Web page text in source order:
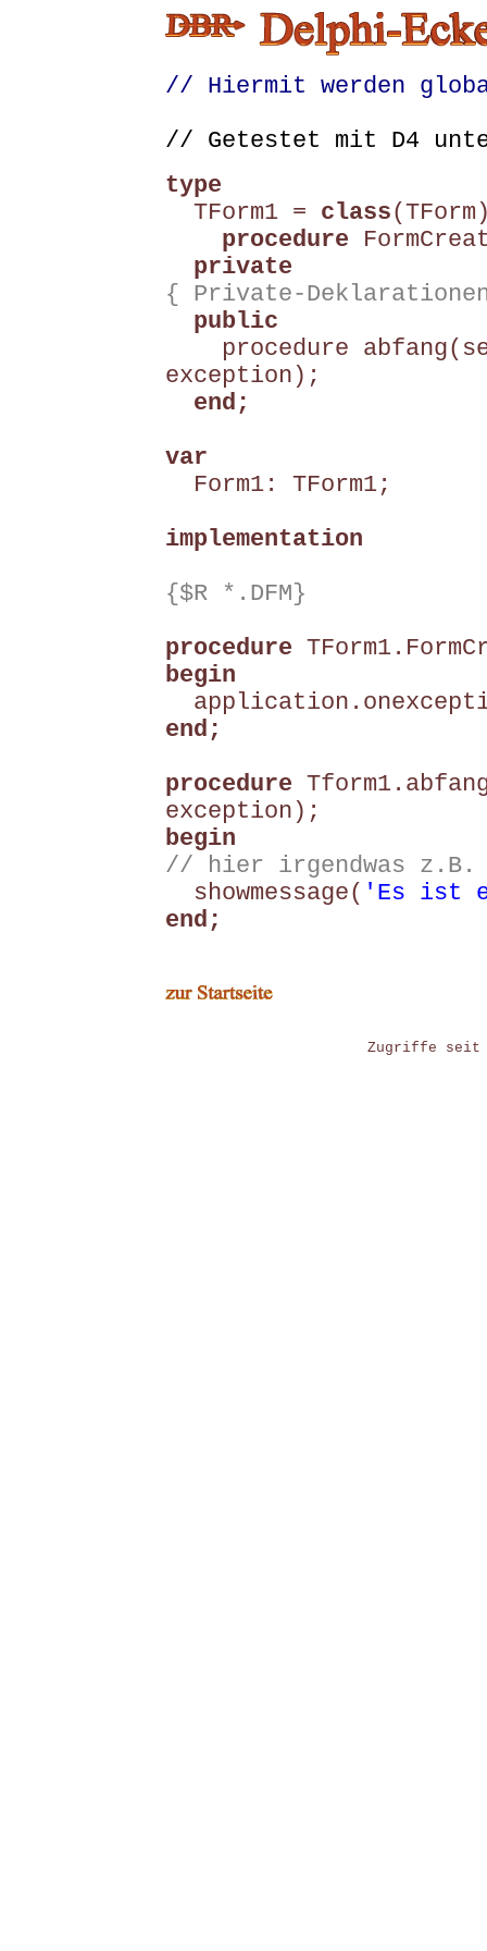
// Hiermit werden
// Getestet mit D4
type
TForm1 = class
procedure
private
{ Private-
public
procedure
exception);
end;
var
Form1: TForm1;
implementation
{$R *.DFM}
procedure
begin
end;
procedure
exception);
begin
// hier irgendwas z.B.
showmessage( 'Es ist
end;
Zugriffe seit